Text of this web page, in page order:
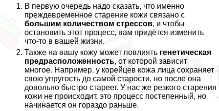
В первую очередь надо сказать, что именно
преждевременное старение кожи связано с
большим количеством стрессов, и чтобы
остановить этот процесс, вам придётся изменить
что-то в вашей жизни.
Также на вашу кожу может повлиять генетическая
предрасположенность, от которой зависит
многое. Например, у корейцев кожа лица сохраняет
свою упругость до самой старости, но после она
довольно быстро стареет. У нас же резкого старения
кожи не происходит, это процесс постепенный, но
начинается он гораздо раньше.